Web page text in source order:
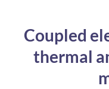
Controladoria-Geral da União
Ministério da Mulher, da Família e
Coupled
thermal